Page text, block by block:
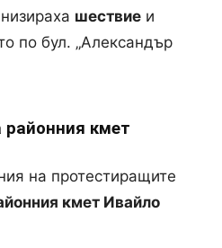
шествие и
по бул. „Александър
районния кмет
на протестиращите
кмет Ивайло